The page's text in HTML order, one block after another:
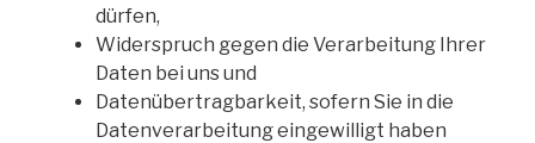
dürfen,
Widerspruch gegen die Verarbeitung Ihrer
Daten bei uns und
Datenübertragbarkeit, sofern Sie in die
Datenverarbeitung eingewilligt haben